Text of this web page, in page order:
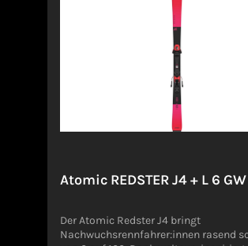
Atomic REDSTER J4 + L 6
Der Atomic Redster J4 bringt
Nachwuchsrennfahrer:innen rasend